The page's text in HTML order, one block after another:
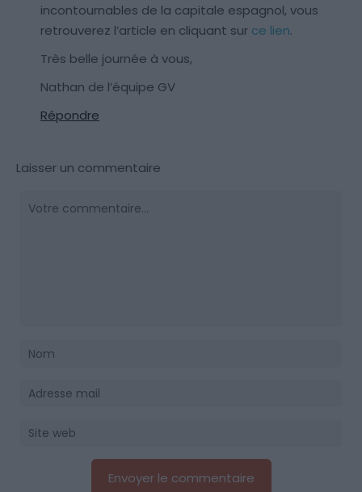
incontournables de la capitale espagnol, vous
retrouverez l’article en cliquant sur ce lien.
Très belle journée à vous,
Nathan de l’équipe GV
Répondre
Laisser un commentaire